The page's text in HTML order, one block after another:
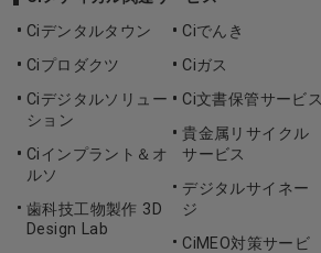
Ciデンタルタウン
Ciプロダクツ
Ciデジタルソリュー
ション
Ciインプラント＆オ
ルソ
歯科技工物製作 3D
Design Lab
Ciでんき
Ciガス
Ci文書保管サービス
貴金属リサイクル
サービス
デジタルサイネー
ジ
CiMEO対策サービ